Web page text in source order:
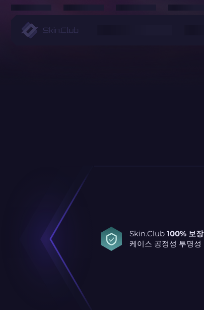
Skin.Club 100% 보장
케이스 공정성 투명성